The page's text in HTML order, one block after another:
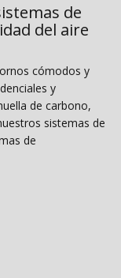
de
del aire
cómodos y
y
de carbono,
sistemas de
de